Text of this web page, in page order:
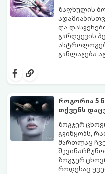
ზაფხულის
და
გარღვევის
განლაგება
ზოდიაქოს 4
შორის,
როგორია 5
თქვენს
ზოგჯერ
გვიწყობს,
მართლაც
ზოგჯერ
როდესაც